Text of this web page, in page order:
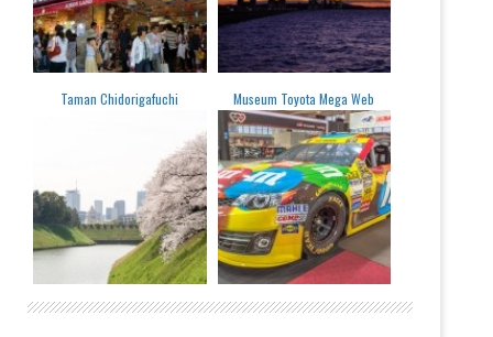
Taman Chidorigafuchi Museum Toyota Mega Web